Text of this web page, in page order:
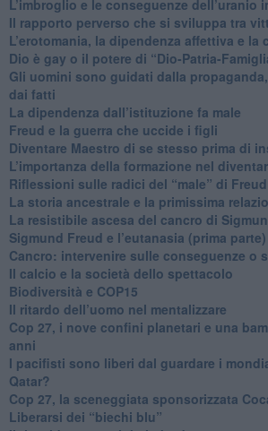
​L’imbroglio e le conseguenze dell’uranio
​Il rapporto perverso che si sviluppa tra
L’erotomania, la dipendenza affettiva e la
​Dio è gay o il potere di “Dio-Patria-
​Gli uomini sono guidati dalla
dai fatti
La dipendenza dall’istituzione fa male
​Freud e la guerra che uccide i figli
​Diventare Maestro di se stesso prima di
L’importanza della formazione nel
Riflessioni sulle radici del “male” di Freud
​La storia ancestrale e la primissima
​La resistibile ascesa del cancro di
Sigmund Freud e l’eutanasia (prima parte)
Cancro: intervenire sulle conseguenze o
​Il calcio e la società dello spettacolo
Biodiversità e COP15
​Il ritardo dell’uomo nel mentalizzare
​Cop 27, i nove confini planetari e una
anni
​I pacifisti sono liberi dal guardare i
Qatar?
​Cop 27, la sceneggiata sponsorizzata
​Liberarsi dei “biechi blu”